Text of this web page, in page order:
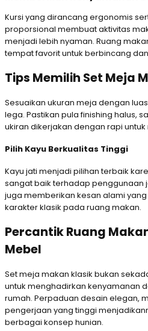
Kursi yang dirancang ergonomis
proporsional membuat aktivitas
menjadi lebih nyaman. Ruang
tempat favorit untuk berbincang
Tips Memilih Set Meja
Sesuaikan ukuran meja dengan
lega. Pastikan pula finishing halus,
ukiran dikerjakan dengan rapi
Pilih Kayu Berkualitas Tinggi
Kayu jati menjadi pilihan terbaik
sangat baik terhadap penggunaan
juga memberikan kesan alami
karakter klasik pada ruang makan.
Percantik Ruang
Mebel
Set meja makan klasik bukan
untuk menghadirkan kenyamanan
rumah. Perpaduan desain elegan,
pengerjaan yang tinggi
berbagai konsep hunian.